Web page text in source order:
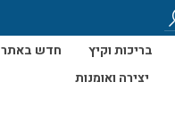
בריכות וקיץ
חדש באתר
יצירה ואומנות